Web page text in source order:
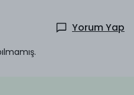
Yorum Yap